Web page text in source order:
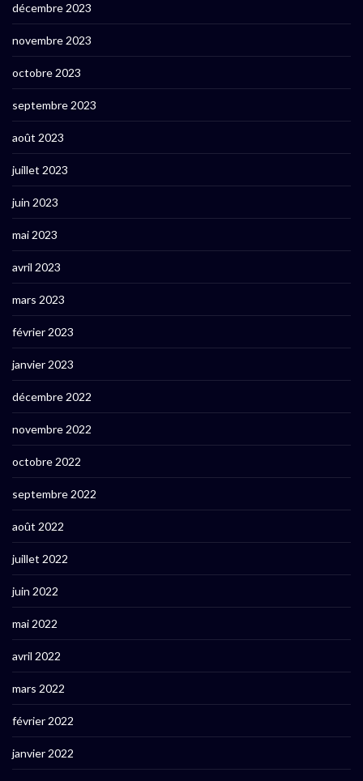
décembre 2023
novembre 2023
octobre 2023
septembre 2023
août 2023
juillet 2023
juin 2023
mai 2023
avril 2023
mars 2023
février 2023
janvier 2023
décembre 2022
novembre 2022
octobre 2022
septembre 2022
août 2022
juillet 2022
juin 2022
mai 2022
avril 2022
mars 2022
février 2022
janvier 2022